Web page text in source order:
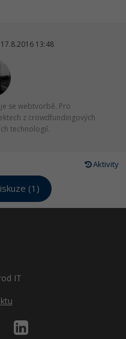
17.8.2016 13:48
se webtvorbě. Pro
z crowdfundingových
technologií.
Aktivity
(1)
IT